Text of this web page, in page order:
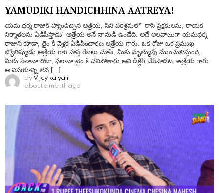
YAMUDIKI HANDICHHINA AATREYA!
యమ ధర్మ రాజుకి హ్యాండిచ్చిన ఆత్రేయ, సినీ పరిశ్రమలో" రాసి ప్రేక్షకులను, రాయక
నిర్మాతలను ఏడిపిస్తాడు" ఆత్రేయ అనే నానుడి ఉండేది. అదే అలవాటుగా యమధర్మ
రాజుని కూడా, టైం కి వెళ్లక ఏడిపించారట ఆత్రేయ గారు. ఒక రోజు ఒక ప్రముఖ
జ్యోతిష్యుడు ఆత్రేయ గారి హస్త రేఖలు చూసి, మీకు మృత్యువు ముంచుకొస్తుంది,
మీరు ఫలానా రోజు, ఫలానా టైం కి చనిపోతారు అని డిక్లేర్ చేసేసాడట. ఆత్రేయ గారు
ఆ విషయాన్ని తన [...]
by Vijay kalyan
about a month ago